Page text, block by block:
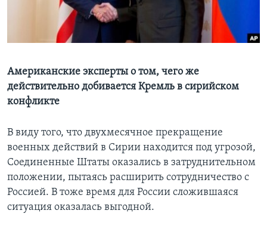
Learning English
Языки
Американские эксперты о том, чего же
действительно добивается Кремль в сирийском
конфликте
В виду того, что двухмесячное прекращение
военных действий в Сирии находится под угрозой,
Соединенные Штаты оказались в затруднительном
положении, пытаясь расширить сотрудничество с
Россией. В тоже время для России сложившаяся
ситуация оказалась выгодной.